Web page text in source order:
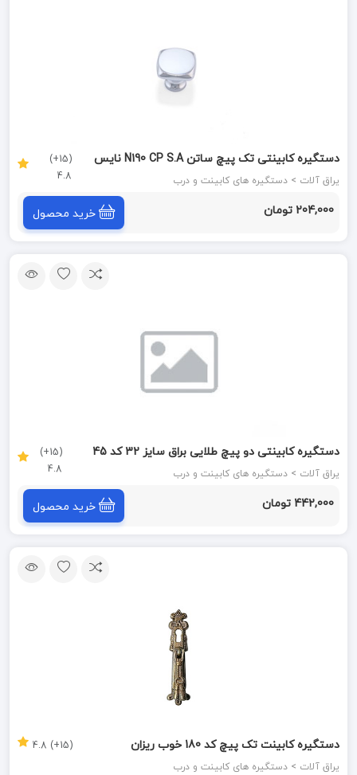
دستگیره کابینتی تک پیچ ساتن N190 CP S.A نایس
NICE
یراق آلات > دستگیره های کابینت و درب
(15+)
4.8
204,000 تومان خرید محصول
دستگیره کابینتی دو پیچ طلایی براق سایز 32 کد 45
برونتیل BRONTEEL
یراق آلات > دستگیره های کابینت و درب
(15+)
4.8
442,000 تومان خرید محصول
دستگیره کابینت تک پیچ کد 180 خوب ریزان
یراق آلات > دستگیره های کابینت و درب
(15+) 4.8